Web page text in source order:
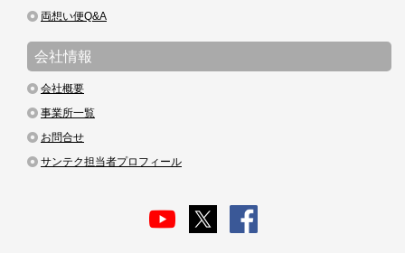
両想い便Q&A
会社情報
会社概要
事業所一覧
お問合せ
サンテク担当者プロフィール